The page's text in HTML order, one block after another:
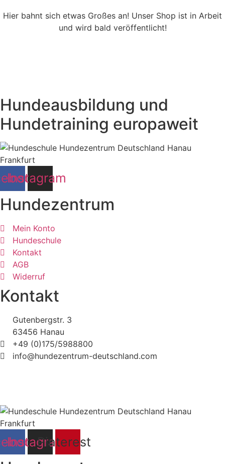
Hier bahnt sich etwas Großes an! Unser Shop ist in Arbeit
und wird bald veröffentlicht!
Hundeausbildung und
Hundetraining europaweit
Instagram
Hundezentrum
Mein Konto
Hundeschule
Kontakt
AGB
Widerruf
Kontakt
Gutenbergstr. 3
63456 Hanau
+49 (0)175/5988800
info@hundezentrum-deutschland.com
Instagram
Pinterest